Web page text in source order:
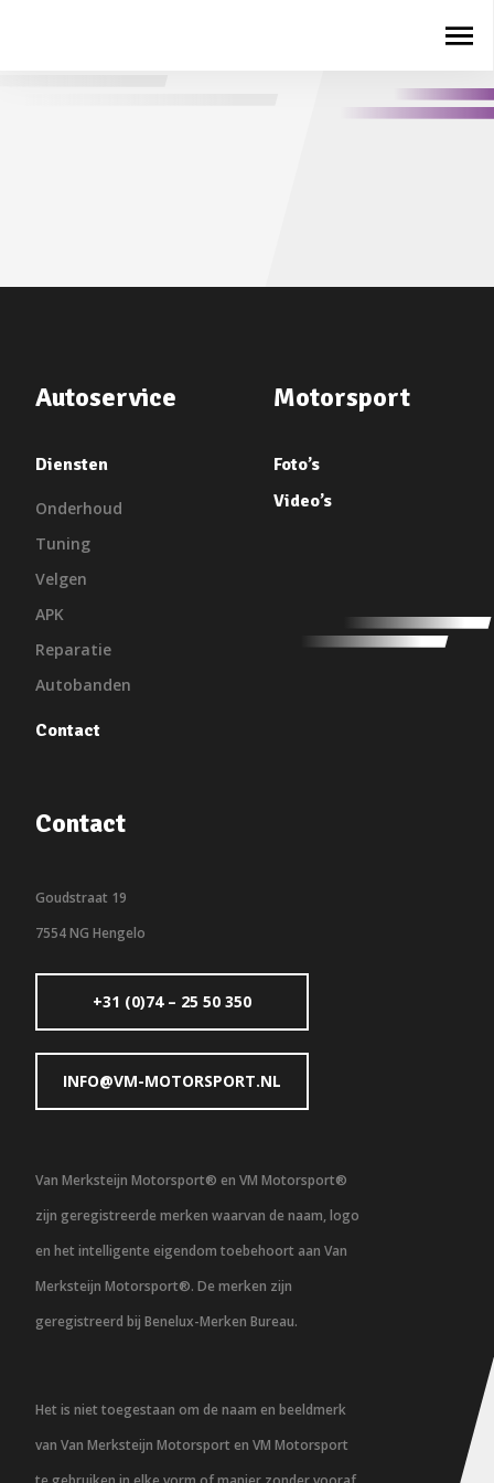
Autoservice
Diensten
Onderhoud
Tuning
Velgen
APK
Reparatie
Autobanden
Contact
Motorsport
Foto’s
Video’s
Contact
Goudstraat 19
7554 NG Hengelo
+31 (0)74 – 25 50 350
INFO@VM-MOTORSPORT.NL
Van Merksteijn Motorsport® en VM Motorsport®
zijn geregistreerde merken waarvan de naam, logo
en het intelligente eigendom toebehoort aan Van
Merksteijn Motorsport®. De merken zijn
geregistreerd bij Benelux-Merken Bureau.
Het is niet toegestaan om de naam en beeldmerk
van Van Merksteijn Motorsport en VM Motorsport